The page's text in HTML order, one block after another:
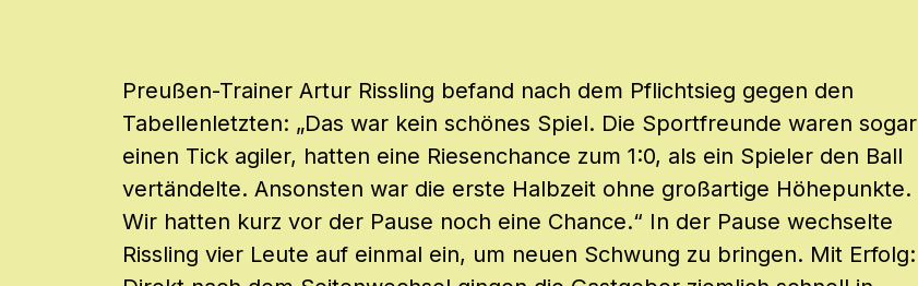
Preußen-Trainer Artur Rissling befand nach dem Pflichtsieg gegen den
Tabellenletzten: „Das war kein schönes Spiel. Die Sportfreunde waren sogar
einen Tick agiler, hatten eine Riesenchance zum 1:0, als ein Spieler den Ball
vertändelte. Ansonsten war die erste Halbzeit ohne großartige Höhepunkte.
Wir hatten kurz vor der Pause noch eine Chance.“ In der Pause wechselte
Rissling vier Leute auf einmal ein, um neuen Schwung zu bringen. Mit Erfolg: